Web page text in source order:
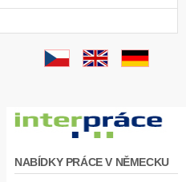
NABÍDKY PRÁCE V NĚMECKU